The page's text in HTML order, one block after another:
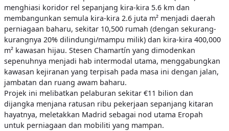
menghiasi koridor rel sepanjang kira-kira 5.6 km dan
membangunkan semula kira-kira 2.6 juta m² menjadi daerah
perniagaan baharu, sekitar 10,500 rumah (dengan sekurang-
kurangnya 20% dilindungi/mampu milik) dan kira-kira 400,000
m² kawasan hijau. Stesen Chamartín yang dimodenkan
sepenuhnya menjadi hab intermodal utama, menggabungkan
kawasan kejiranan yang terpisah pada masa ini dengan jalan,
jambatan dan ruang awam baharu.
Projek ini melibatkan pelaburan sekitar €11 bilion dan
dijangka menjana ratusan ribu pekerjaan sepanjang kitaran
hayatnya, meletakkan Madrid sebagai nod utama Eropah
untuk perniagaan dan mobiliti yang mampan.